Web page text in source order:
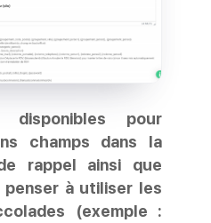
pour
champs dans la
rappel ainsi que
penser à utiliser les
(exemple :